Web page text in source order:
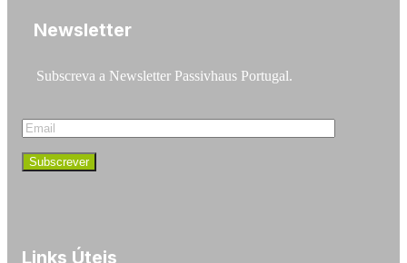
Newsletter
Subscreva a Newsletter Passivhaus Portugal.
Links Úteis